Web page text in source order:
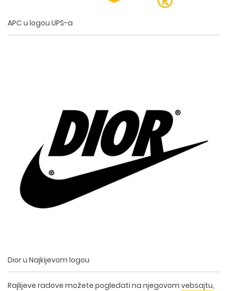
APC u logou UPS-a
Dior u Najkijevom logou
Rajlijeve radove možete pogledati na njegovom vebsajtu,